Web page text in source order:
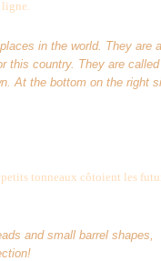
ligne.
in the world. They are
this country. They are called
At the bottom on the right
tonneaux côtoient les
and small barrel shapes,